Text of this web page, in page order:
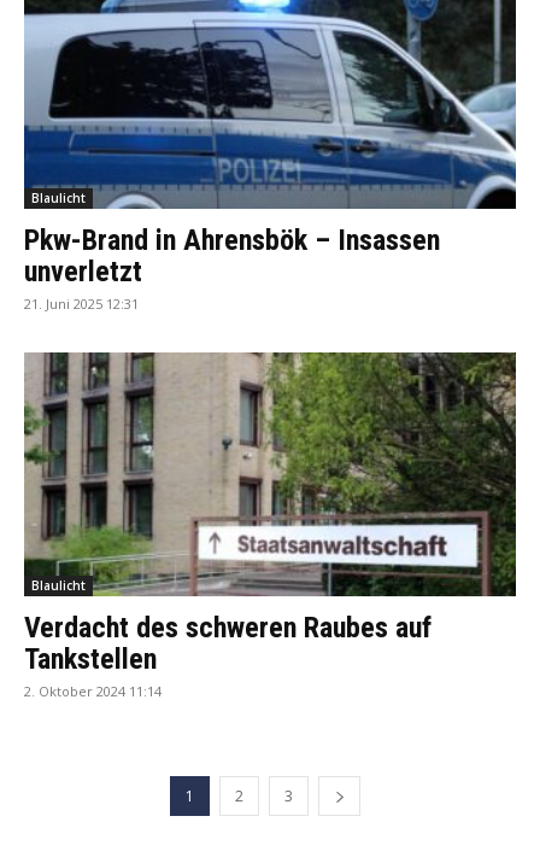
Blaulicht
Pkw-Brand in Ahrensbök – Insassen
unverletzt
21. Juni 2025 12:31
Blaulicht
Verdacht des schweren Raubes auf
Tankstellen
2. Oktober 2024 11:14
1 2 3